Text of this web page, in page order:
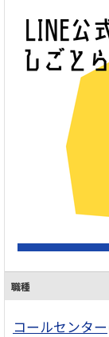
職種
コールセンター